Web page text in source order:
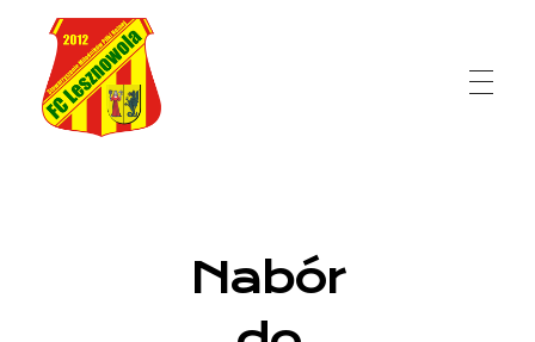
Nabór